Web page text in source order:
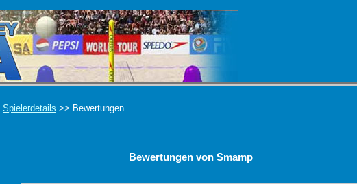
Spielerdetails >> Bewertungen
Bewertungen von Smamp